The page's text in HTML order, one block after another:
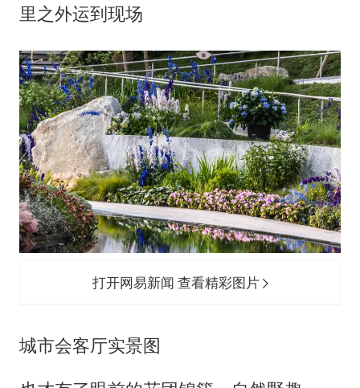
里之外运到现场
打开网易新闻 查看精彩图片
城市会客厅实景图